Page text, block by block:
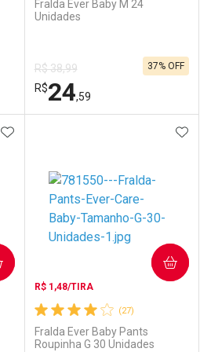
Comprar sem Desconto
Por R$ 15,99/cada
Comprar sem Desconto
Por R$ 15,99/cada
Fralda Ever Baby M 24
Unidades
R$ 38,99
R$24,59
37% OFF
Laboratório
Por Menos
ADICIONAR AOS FAVORITOS
(27)
R$ 1,48/TIRA
Fralda Ever Baby Pants
Roupinha G 30 Unidades
COMPRAR